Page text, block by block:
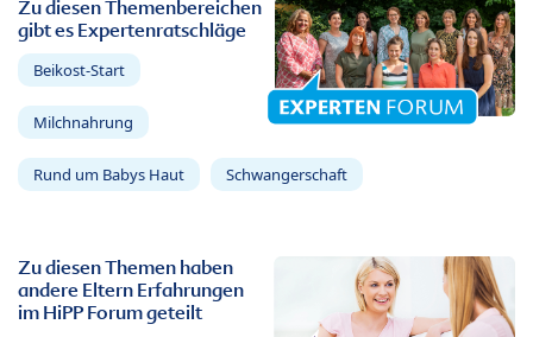
Zu diesen Themenbereichen
gibt es Expertenratschläge
Beikost-Start
Milchnahrung
Rund um Babys Haut Schwangerschaft
Zu diesen Themen haben
andere Eltern Erfahrungen
im HiPP Forum geteilt